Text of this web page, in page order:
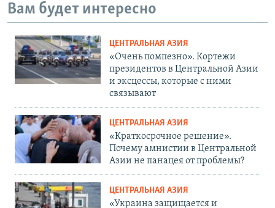
Вам будет интересно
ЦЕНТРАЛЬНАЯ АЗИЯ
«Очень помпезно». Кортежи
президентов в Центральной Азии
и эксцессы, которые с ними
связывают
ЦЕНТРАЛЬНАЯ АЗИЯ
«Краткосрочное решение».
Почему амнистии в Центральной
Азии не панацея от проблемы?
ЦЕНТРАЛЬНАЯ АЗИЯ
«Украина защищается и